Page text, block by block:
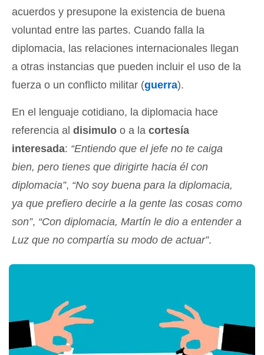
acuerdos y presupone la existencia de buena
voluntad entre las partes. Cuando falla la
diplomacia, las relaciones internacionales llegan
a otras instancias que pueden incluir el uso de la
fuerza o un conflicto militar (guerra).
En el lenguaje cotidiano, la diplomacia hace
referencia al disimulo o a la cortesía
interesada: “Entiendo que el jefe no te caiga
bien, pero tienes que dirigirte hacia él con
diplomacia”, “No soy buena para la diplomacia,
ya que prefiero decirle a la gente las cosas como
son”, “Con diplomacia, Martín le dio a entender a
Luz que no compartía su modo de actuar”.